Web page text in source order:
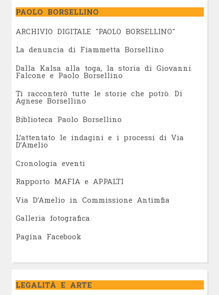
PAOLO BORSELLINO
ARCHIVIO DIGITALE "PAOLO BORSELLINO"
La denuncia di Fiammetta Borsellino
Dalla Kalsa alla toga, la storia di Giovanni
Falcone e Paolo Borsellino
Ti racconterò tutte le storie che potrò. Di
Agnese Borsellino
Biblioteca Paolo Borsellino
L’attentato le indagini e i processi di Via
D’Amelio
Cronologia eventi
Rapporto MAFIA e APPALTI
Via D’Amelio in Commissione Antimfia
Galleria fotografica
Pagina Facebook
LEGALITÀ E ARTE